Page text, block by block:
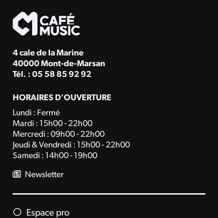
4 cale de la Marine
40000 Mont-de-Marsan
Tél. : 05 58 85 92 92
HORAIRES D'OUVERTURE
Lundi : Fermé
Mardi : 15h00 - 22h00
Mercredi : 09h00 - 22h00
Jeudi & Vendredi : 15h00 - 22h00
Samedi : 14h00 - 19h00
Newsletter
Espace pro